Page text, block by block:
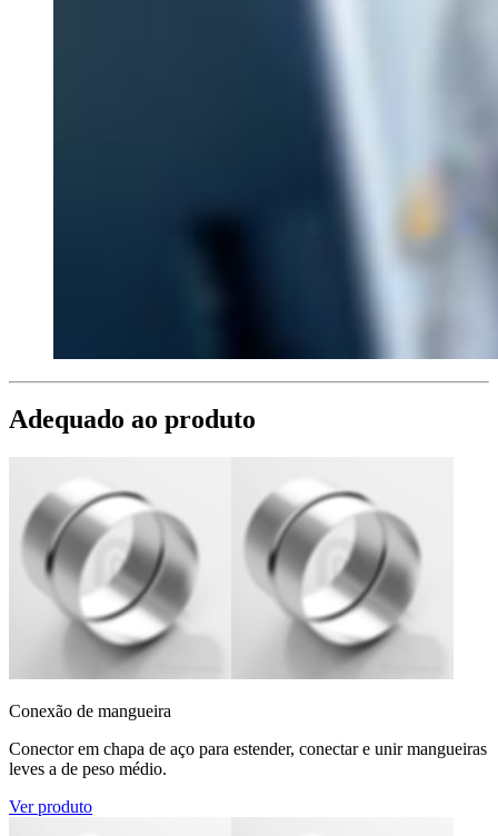
Adequado ao produto
Conexão de mangueira
Conector em chapa de aço para estender, conectar e unir mangueiras
leves a de peso médio.
Ver produto